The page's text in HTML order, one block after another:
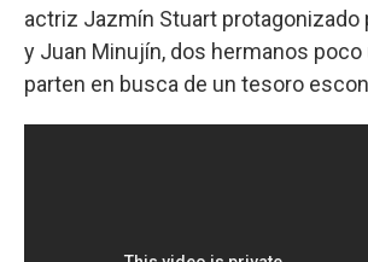
actriz Jazmín Stuart protagonizado
y Juan Minujín, dos hermanos poco
parten en busca de un tesoro